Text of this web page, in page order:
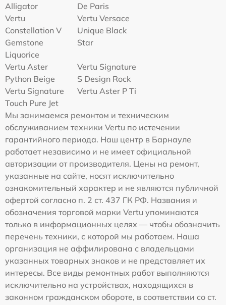
Alligator
De Paris
Vertu
Constellation V
Gemstone
Liquorice
Vertu Versace
Unique Black
Star
Vertu Aster
Python Beige
Vertu Signature
S Design Rock
Vertu Signature
Touch Pure Jet
Vertu Aster P Ti
Мы занимаемся ремонтом и техническим
обслуживанием техники Vertu по истечении
гарантийного периода. Наш центр в Барнауле
работает независимо и не имеет официальной
авторизации от производителя. Цены на ремонт,
указанные на сайте, носят исключительно
ознакомительный характер и не являются публичной
офертой согласно п. 2 ст. 437 ГК РФ. Названия и
обозначения торговой марки Vertu упоминаются
только в информационных целях — чтобы обозначить
перечень техники, с которой мы работаем. Наша
организация не аффилирована с владельцами
указанных товарных знаков и не представляет их
интересы. Все виды ремонтных работ выполняются
исключительно на устройствах, находящихся в
законном гражданском обороте, в соответствии со ст.